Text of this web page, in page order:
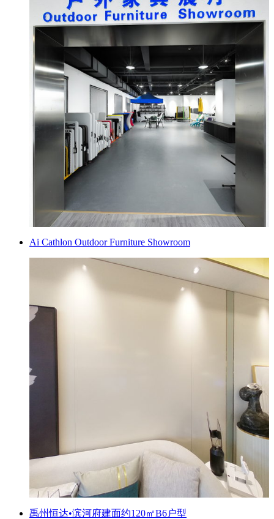
Ai Cathlon Outdoor Furniture Showroom
禹州恒达•滨河府建面约120㎡B6户型